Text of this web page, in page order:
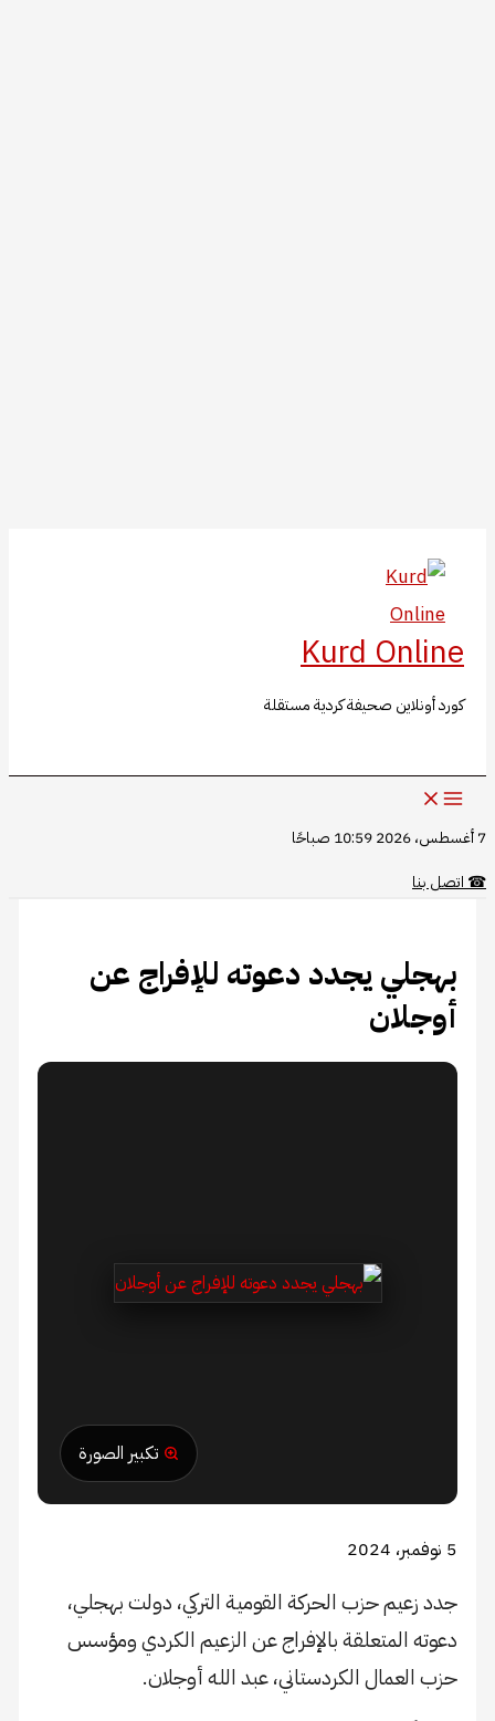
المحتوى
Kurd Online
كورد أونلاين صحيفة كردية مستقلة
7 أغسطس، 2026 10:59 صباحًا
☎اتصل بنا
بهجلي يجدد دعوته للإفراج عن
أوجلان
تكبير الصورة
5 نوفمبر، 2024
جدد زعيم حزب الحركة القومية التركي، دولت بهجلي،
دعوته المتعلقة بالإفراج عن الزعيم الكردي ومؤسس
حزب العمال الكردستاني، عبد الله أوجلان.